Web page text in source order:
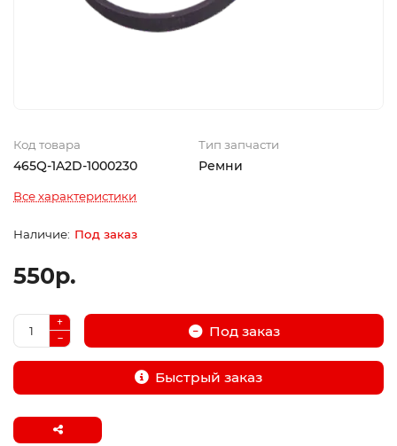
Код товара
465Q-1A2D-1000230
Тип запчасти
Ремни
Все характеристики
Под заказ
550р.
Под заказ
Быстрый заказ